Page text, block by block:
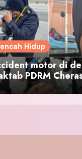
Hidup
motor di
PDRM